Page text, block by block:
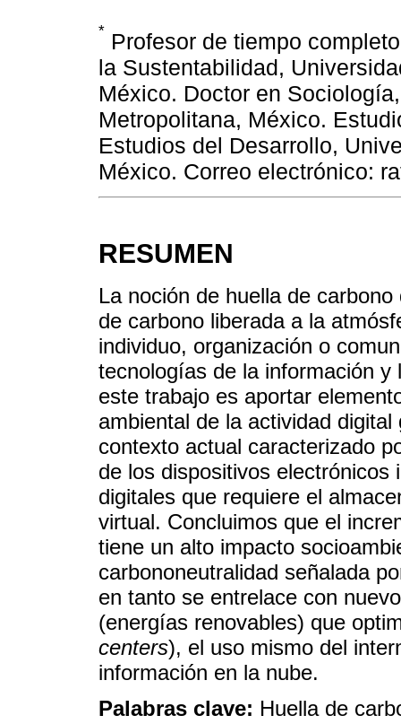
* Profesor de tiempo
la Sustentabilidad,
México. Doctor en
Metropolitana, México.
Estudios del Desarrollo,
México. Correo electrónico:
RESUMEN
La noción de huella de
de carbono liberada a la
individuo, organización o
tecnologías de la información
este trabajo es aportar
ambiental de la actividad
contexto actual caracterizado
de los dispositivos
digitales que requiere el
virtual. Concluimos que el
tiene un alto impacto
carbononeutralidad señalada
en tanto se entrelace con
(energías renovables) que
centers), el uso mismo del
información en la nube.
Palabras clave: Huella de